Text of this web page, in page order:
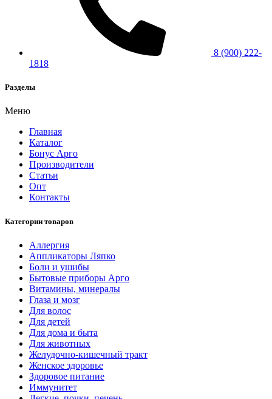
8 (900) 222-
1818
Разделы
Меню
Главная
Каталог
Бонус Арго
Производители
Статьи
Опт
Контакты
Категории товаров
Аллергия
Аппликаторы Ляпко
Боли и ушибы
Бытовые приборы Арго
Витамины, минералы
Глаза и мозг
Для волос
Для детей
Для дома и быта
Для животных
Желудочно-кишечный тракт
Женское здоровье
Здоровое питание
Иммунитет